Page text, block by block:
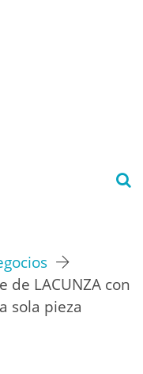
de LACUNZA con
sola pieza